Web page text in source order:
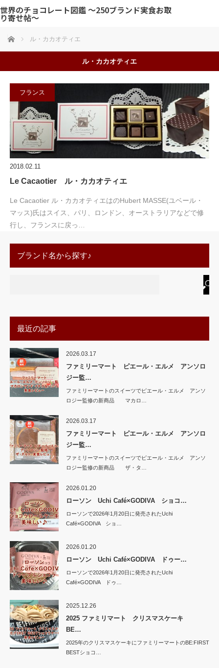
世界のチョコレート図鑑 〜250ブランド実食お取
り寄せ帖〜
ホーム ル・カカオティエ
ル・カカオティエ
フランス
2018.02.11
Le Cacaotier ル・カカオティエ
Le Cacaotier ル・カカオティエはのHubert MASSE(ユベール・
マッス)氏はスイス、パリ、ロンドン、オーストラリアなどで修
行し、フランスに戻っ…
ブランド名から探す♪
最近の記事
2026.03.17
ファミリーマート ピエール・エルメ アンソロ
ジー監…
ファミリーマートのスイーツでピエール・エルメ アンソ
ロジー監修の新商品 マカロ…
2026.03.17
ファミリーマート ピエール・エルメ アンソロ
ジー監…
ファミリーマートのスイーツでピエール・エルメ アンソ
ロジー監修の新商品 ザ・タ…
2026.01.20
ローソン Uchi Café×GODIVA ショコ…
ローソンで2026年1月20日に発売されたUchi
Café×GODIVA ショ…
2026.01.20
ローソン Uchi Café×GODIVA ドゥー…
ローソンで2026年1月20日に発売されたUchi
Café×GODIVA ドゥ…
2025.12.26
2025 ファミリマート クリスマスケーキ
BE…
2025年のクリスマスケーキにファミリーマートのBE:FIRST
BESTショコ…